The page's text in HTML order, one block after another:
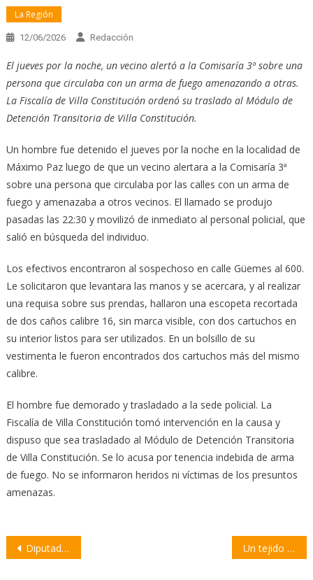
La Región
12/06/2026 Redacción
El jueves por la noche, un vecino alertó a la Comisaría 3ª sobre una
persona que circulaba con un arma de fuego amenazando a otras.
La Fiscalía de Villa Constitución ordenó su traslado al Módulo de
Detención Transitoria de Villa Constitución.
Un hombre fue detenido el jueves por la noche en la localidad de
Máximo Paz luego de que un vecino alertara a la Comisaría 3ª
sobre una persona que circulaba por las calles con un arma de
fuego y amenazaba a otros vecinos. El llamado se produjo
pasadas las 22:30 y movilizó de inmediato al personal policial, que
salió en búsqueda del individuo.
Los efectivos encontraron al sospechoso en calle Güemes al 600.
Le solicitaron que levantara las manos y se acercara, y al realizar
una requisa sobre sus prendas, hallaron una escopeta recortada
de dos caños calibre 16, sin marca visible, con dos cartuchos en
su interior listos para ser utilizados. En un bolsillo de su
vestimenta le fueron encontrados dos cartuchos más del mismo
calibre.
El hombre fue demorado y trasladado a la sede policial. La
Fiscalía de Villa Constitución tomó intervención en la causa y
dispuso que sea trasladado al Módulo de Detención Transitoria
de Villa Constitución. Se lo acusa por tenencia indebida de arma
de fuego. No se informaron heridos ni víctimas de los presuntos
amenazas.
Navegación
Diputados aprobó la creación de un registro de empresas de viviendas industrializadas para evitar estafas en Santa Fe Un tejido que divide: vecinos de Empalme se movilizan contra el cerco ferroviario que bloquea el paso peatonal